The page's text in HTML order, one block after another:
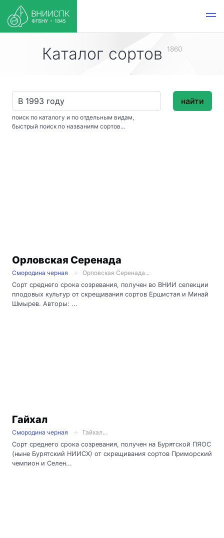
Каталог сортов 1860
поиск по каталогу и по отдельным видам,
быстрый поиск по названиям сортов...
найти
Орловская Серенада
Смородина черная
Орловская Серенада...
Сорт среднего срока созревания, получен во ВНИИ селекции
плодовых культур от скрещивания сортов Ершистая и Минай
Шмырев. Авторы: ...
Гайхал
Смородина черная
Гайхал...
Сорт среднего срока созревания, получен на Бурятской ПЯОС
(ныне Бурятский НИИСХ) от скрещивания сортов Приморский
чемпион и Селен...